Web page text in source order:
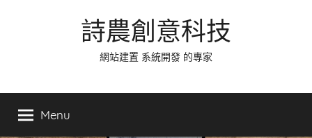
詩農創意科技
網站建置 系統開發 的專家
Menu